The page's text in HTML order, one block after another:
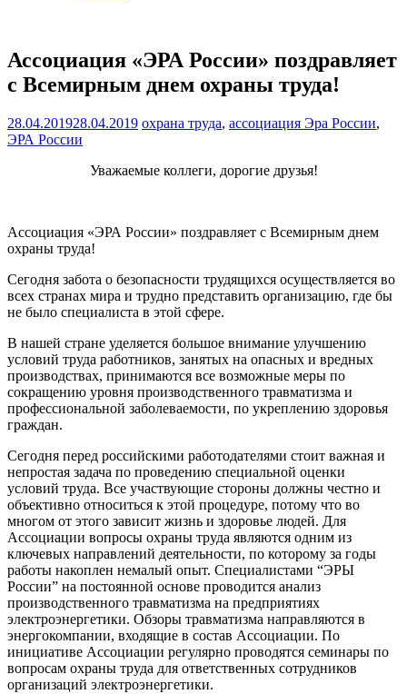
Ассоциация «ЭРА России» поздравляет
с Всемирным днем охраны труда!
28.04.201928.04.2019 охрана труда, ассоциация Эра России,
ЭРА России
Уважаемые коллеги, дорогие друзья!
Ассоциация «ЭРА России» поздравляет с Всемирным днем
охраны труда!
Сегодня забота о безопасности трудящихся осуществляется во
всех странах мира и трудно представить организацию, где бы
не было специалиста в этой сфере.
В нашей стране уделяется большое внимание улучшению
условий труда работников, занятых на опасных и вредных
производствах, принимаются все возможные меры по
сокращению уровня производственного травматизма и
профессиональной заболеваемости, по укреплению здоровья
граждан.
Сегодня перед российскими работодателями стоит важная и
непростая задача по проведению специальной оценки
условий труда. Все участвующие стороны должны честно и
объективно относиться к этой процедуре, потому что во
многом от этого зависит жизнь и здоровье людей. Для
Ассоциации вопросы охраны труда являются одним из
ключевых направлений деятельности, по которому за годы
работы накоплен немалый опыт. Специалистами “ЭРЫ
России” на постоянной основе проводится анализ
производственного травматизма на предприятиях
электроэнергетики. Обзоры травматизма направляются в
энергокомпании, входящие в состав Ассоциации. По
инициативе Ассоциации регулярно проводятся семинары по
вопросам охраны труда для ответственных сотрудников
организаций электроэнергетики.